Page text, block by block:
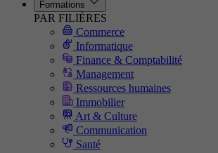
Formations
PAR FILIÈRES
Commerce
Informatique
Finance & Comptabilité
Management
Ressources humaines
Immobilier
Art & Culture
Communication
Santé